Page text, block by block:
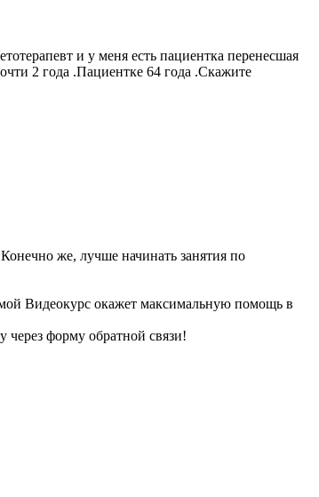
и у меня есть пациентка перенесшая
2 года .Пациентке 64 года .Скажите
же, лучше начинать занятия по
Видеокурс окажет максимальную помощь в
форму обратной связи!